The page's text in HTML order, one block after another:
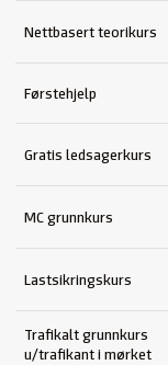
Nettbasert teorikurs
Førstehjelp
Gratis ledsagerkurs
MC grunnkurs
Lastsikringskurs
Trafikalt grunnkurs
u/trafikant i mørket